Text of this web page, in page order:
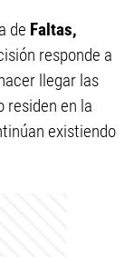
de Faltas,
responde a
llegar las
residen en la
existiendo